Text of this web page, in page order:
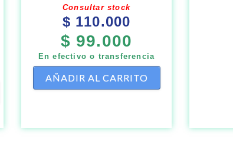
Consultar stock
$ 110.000
$ 99.000
En efectivo o transferencia
AÑADIR AL CARRITO